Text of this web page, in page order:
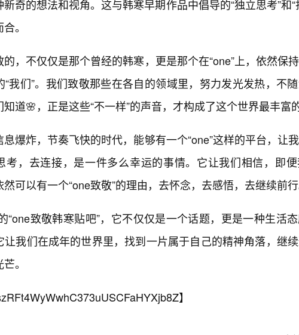
奇的想法和视角。这与韩寒早期作品中倡导的“独立思考”和“
。
的，不仅仅是那个曾经的韩寒，更是那个在“one”上，依然保
“我们”。我们致敬那些在各自的领域里，努力发光发热，不
道🌸，正是这些“不一样”的声音，才构成了这个世界最丰富
爆炸，节奏飞快的时代，能够有一个“one”这样的平台，让我
考，去连接，是一件多么幸运的事情。它让我们相信，即
可以有一个“one致敬”的理由，去怀念，去感悟，去继续前行
“one致敬韩寒贴吧”，它不仅仅是一个话题，更是一种生活
让我们在成年的世界里，找到一片属于自己的精神角落，继
。
】